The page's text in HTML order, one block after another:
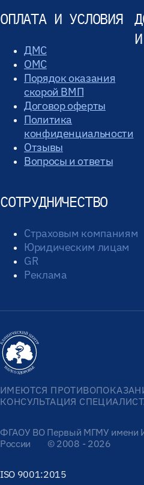
ОПЛАТА И УСЛОВИЯ
ДМС
ОМС
Порядок оказания
скорой ВМП
Договор оферты
Политика
конфиденциальности
Отзывы
Вопросы и ответы
СОТРУДНИЧЕСТВО
Страховым компаниям
Юридическим лицам
GR
Реклама
ИМЕЮТСЯ
КОНСУЛЬТАЦИЯ
ФГАОУ ВО Первый МГМУ имени
России
© 2008 - 2026
ISO 9001:2015